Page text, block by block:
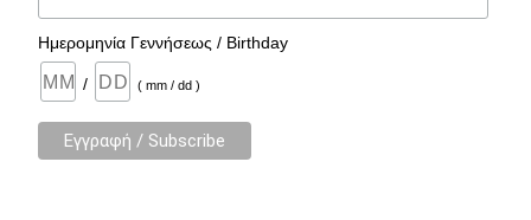
Ημερομηνία Γεννήσεως / Birthday
/ ( mm / dd )